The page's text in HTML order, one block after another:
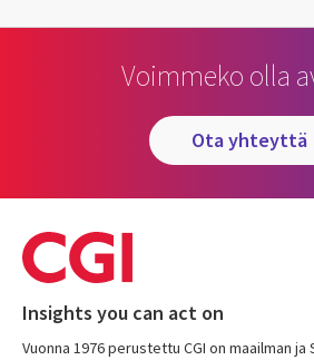
Voimmeko olla
ota yhteyttä
Insights you can act on
Vuonna 1976 perustettu CGI on maailman ja